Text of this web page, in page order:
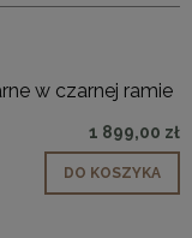
w czarnej ramie
1 899,00 zł
DO KOSZYKA